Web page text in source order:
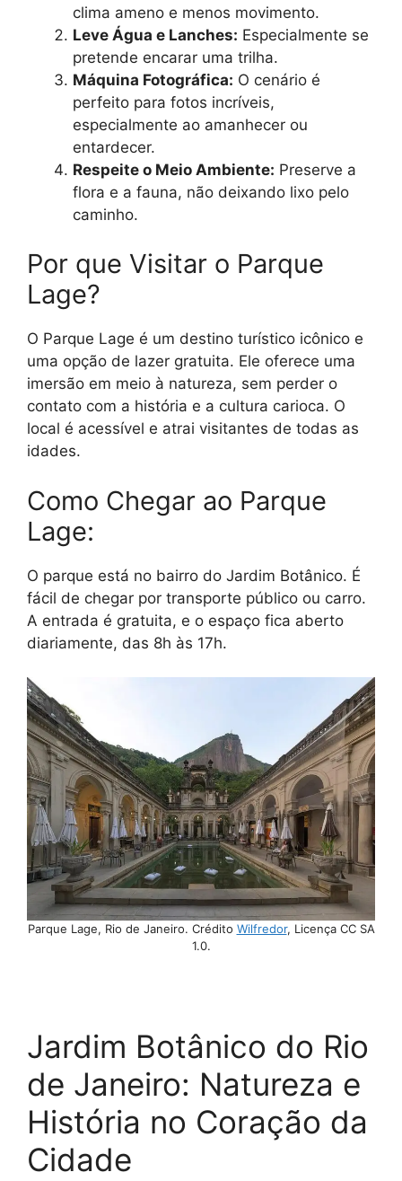
clima ameno e menos movimento.
Leve Água e Lanches: Especialmente se
pretende encarar uma trilha.
Máquina Fotográfica: O cenário é
perfeito para fotos incríveis,
especialmente ao amanhecer ou
entardecer.
Respeite o Meio Ambiente: Preserve a
flora e a fauna, não deixando lixo pelo
caminho.
Por que Visitar o Parque
Lage?
O Parque Lage é um destino turístico icônico e
uma opção de lazer gratuita. Ele oferece uma
imersão em meio à natureza, sem perder o
contato com a história e a cultura carioca. O
local é acessível e atrai visitantes de todas as
idades.
Como Chegar ao Parque
Lage:
O parque está no bairro do Jardim Botânico. É
fácil de chegar por transporte público ou carro.
A entrada é gratuita, e o espaço fica aberto
diariamente, das 8h às 17h.
Parque Lage, Rio de Janeiro. Crédito Wilfredor, Licença CC SA
1.0.
Jardim Botânico do Rio
de Janeiro: Natureza e
História no Coração da
Cidade